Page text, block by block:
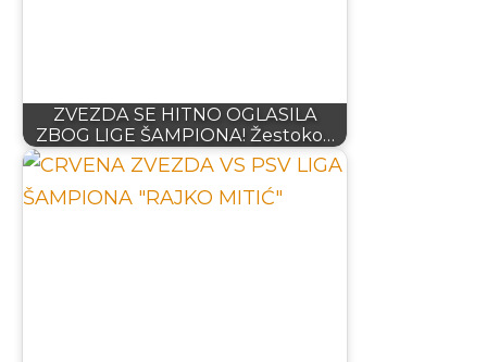
ZVEZDA SE HITNO OGLASILA
ZBOG LIGE ŠAMPIONA! Žestoko…